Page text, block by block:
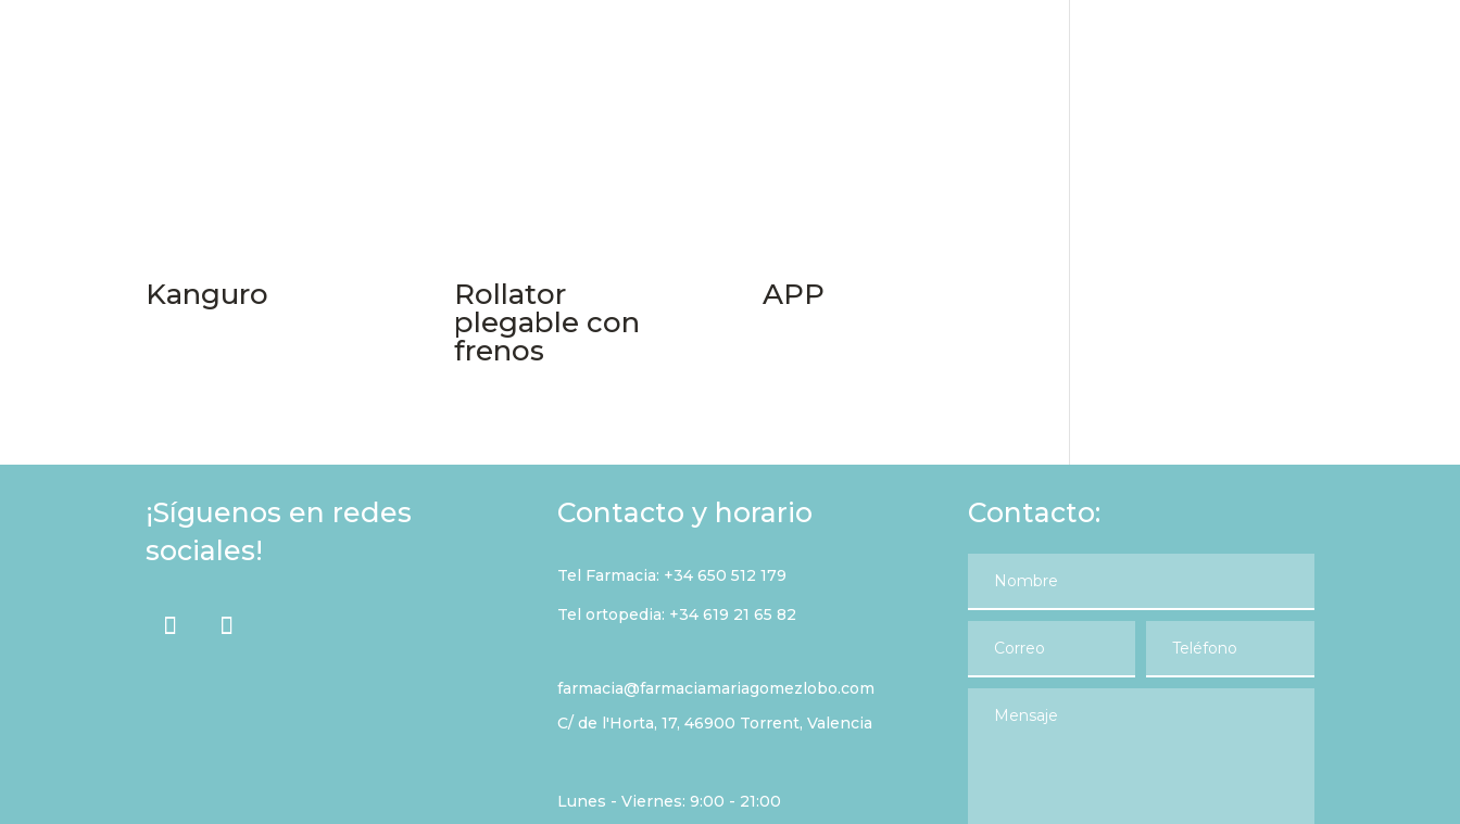
Kanguro
Rollator
plegable con
frenos
APP
¡Síguenos en redes
sociales!
Contacto y horario
Tel Farmacia: +34 650 512 179
Tel ortopedia: +34 619 21 65 82
farmacia@farmaciamariagomezlobo.com
C/ de l'Horta, 17, 46900 Torrent, Valencia
Lunes - Viernes: 9:00 - 21:00
Contacto: